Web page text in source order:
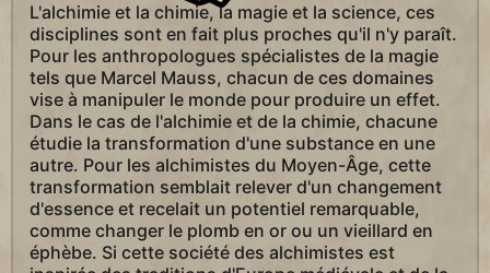
L'alchimie et la chimie, la magie et la science, ces
disciplines sont en fait plus proches qu'il n'y paraît.
Pour les anthropologues spécialistes de la magie
tels que Marcel Mauss, chacun de ces domaines
vise à manipuler le monde pour produire un effet.
Dans le cas de l'alchimie et de la chimie, chacune
étudie la transformation d'une substance en une
autre. Pour les alchimistes du Moyen-Âge, cette
transformation semblait relever d'un changement
d'essence et recelait un potentiel remarquable,
comme changer le plomb en or ou un vieillard en
éphèbe. Si cette société des alchimistes est